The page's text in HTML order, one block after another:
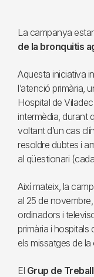
La campanya
de la bronquitis
Aquesta iniciativa
l’atenció primària,
Hospital de
intermèdia, durant
voltant d’un cas
resoldre dubtes i
al qüestionari
Així mateix, la
al 25 de
ordinadors i
primària i hospitals
els missatges de
El Grup de